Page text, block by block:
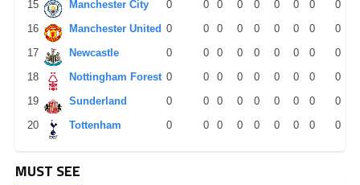
15 Manchester City 0 0 0 0 0 0 0 0
0
16
Manchester United 0 0 0 0 0 0 0 0
0
17
Newcastle 0 0 0 0 0 0 0 0
0
18
Nottingham Forest 0 0 0 0 0 0 0 0
0
19
Sunderland 0 0 0 0 0 0 0 0
0
20
Tottenham 0 0 0 0 0 0 0 0 0
MUST SEE